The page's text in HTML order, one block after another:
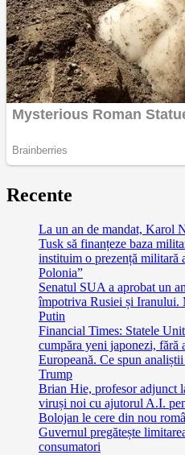
Recente
La un an de mandat, Karol
Tusk să finanțeze baza
instituim o prezență militară
Polonia”
Senatul SUA a aprobat un
împotriva Rusiei și Iranului.
Putin
Financial Times: Statele
cumpăra yeni japonezi, fără
Europeană. Ce spun
Trump
Brian Hie, profesor adjunct
viruși noi cu ajutorul A.I.
Bolojan le cere din nou
Guvernul pregătește
consumatori